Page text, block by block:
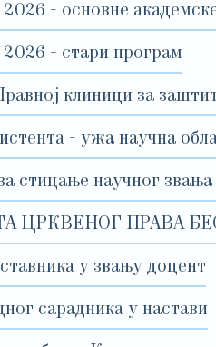
- основне
- стари програм
клиници за
- ужа научна
стицање научног
ЦРКВЕНОГ ПРАВА
у звању доцент
сарадника у настави